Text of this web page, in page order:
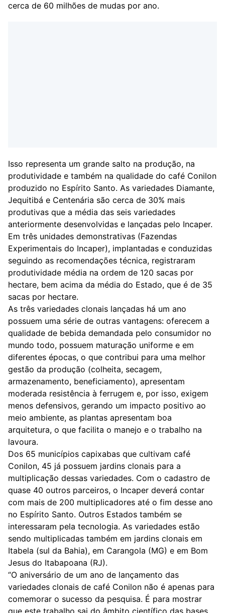
cerca de 60 milhões de mudas por ano.
Isso representa um grande salto na produção, na
produtividade e também na qualidade do café Conilon
produzido no Espírito Santo. As variedades Diamante,
Jequitibá e Centenária são cerca de 30% mais
produtivas que a média das seis variedades
anteriormente desenvolvidas e lançadas pelo Incaper.
Em três unidades demonstrativas (Fazendas
Experimentais do Incaper), implantadas e conduzidas
seguindo as recomendações técnica, registraram
produtividade média na ordem de 120 sacas por
hectare, bem acima da média do Estado, que é de 35
sacas por hectare.
As três variedades clonais lançadas há um ano
possuem uma série de outras vantagens: oferecem a
qualidade de bebida demandada pelo consumidor no
mundo todo, possuem maturação uniforme e em
diferentes épocas, o que contribui para uma melhor
gestão da produção (colheita, secagem,
armazenamento, beneficiamento), apresentam
moderada resistência à ferrugem e, por isso, exigem
menos defensivos, gerando um impacto positivo ao
meio ambiente, as plantas apresentam boa
arquitetura, o que facilita o manejo e o trabalho na
lavoura.
Dos 65 municípios capixabas que cultivam café
Conilon, 45 já possuem jardins clonais para a
multiplicação dessas variedades. Com o cadastro de
quase 40 outros parceiros, o Incaper deverá contar
com mais de 200 multiplicadores até o fim desse ano
no Espírito Santo. Outros Estados também se
interessaram pela tecnologia. As variedades estão
sendo multiplicadas também em jardins clonais em
Itabela (sul da Bahia), em Carangola (MG) e em Bom
Jesus do Itabapoana (RJ).
“O aniversário de um ano de lançamento das
variedades clonais de café Conilon não é apenas para
comemorar o sucesso da pesquisa. É para mostrar
que este trabalho sai do âmbito científico das bases